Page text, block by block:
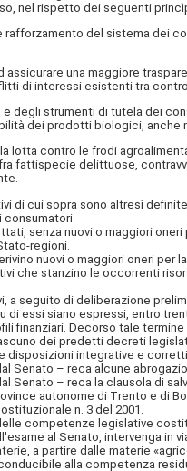
nel rispetto dei seguenti
rafforzamento del sistema dei
assicurare una maggiore
di interessi esistenti tra
degli strumenti di tutela dei
dei prodotti biologici,
lotta contro le frodi
fattispecie delittuose,
cui sopra sono altresì
senza nuovi o maggiori
regioni.
nuovi o maggiori oneri per
che stanzino le occorrenti
seguito di deliberazione
di essi siano espressi, entro
finanziari. Decorso tale
dei predetti decreti
disposizioni integrative e
Senato – reca alcune
Senato – reca la clausola di
autonome di Trento e di
n. 3 del 2001.
competenze legislative
al Senato, intervenga in
a partire dalle materie
alla competenza